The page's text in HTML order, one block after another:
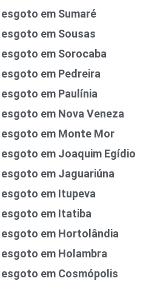
em Sumaré
em Sousas
em Sorocaba
em Pedreira
em Paulínia
em Nova Veneza
em Monte Mor
em Joaquim Egídio
em Jaguariúna
em Itupeva
em Itatiba
em Hortolândia
em Holambra
em Cosmópolis